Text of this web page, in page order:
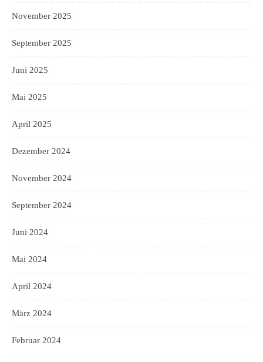
November 2025
September 2025
Juni 2025
Mai 2025
April 2025
Dezember 2024
November 2024
September 2024
Juni 2024
Mai 2024
April 2024
März 2024
Februar 2024